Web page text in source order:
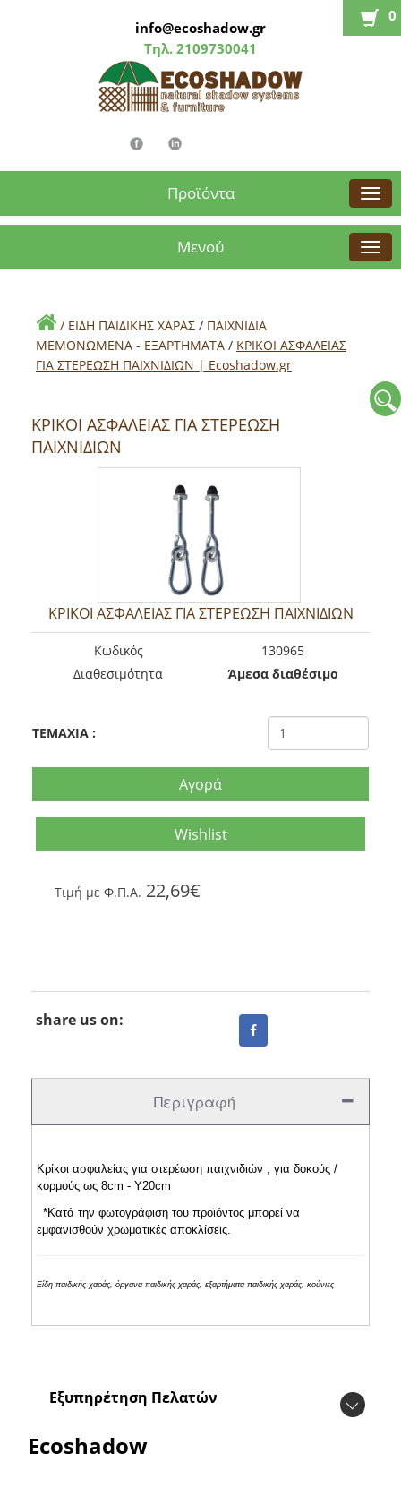
info@ecoshadow.gr
Τηλ. 2109730041
0
Προϊόντα
Μενού
/ ΕΙΔΗ ΠΑΙΔΙΚΗΣ ΧΑΡΑΣ / ΠΑΙΧΝΙΔΙΑ
ΜΕΜΟΝΩΜΕΝΑ - ΕΞΑΡΤΗΜΑΤΑ / ΚΡΙΚΟΙ ΑΣΦΑΛΕΙΑΣ
ΓΙΑ ΣΤΕΡΕΩΣΗ ΠΑΙΧΝΙΔΙΩΝ | Εcoshadow.gr
ΚΡΙΚΟΙ ΑΣΦΑΛΕΙΑΣ ΓΙΑ ΣΤΕΡΕΩΣΗ
ΠΑΙΧΝΙΔΙΩΝ
ΚΡΙΚΟΙ ΑΣΦΑΛΕΙΑΣ ΓΙΑ ΣΤΕΡΕΩΣΗ ΠΑΙΧΝΙΔΙΩΝ
Kωδικός
130965
Διαθεσιμότητα
Άμεσα διαθέσιμο
TEMAXIA :
Αγορά
Wishlist
Tιμή με Φ.Π.Α. 22,69€
share us on:
Περιγραφή
Κρίκοι ασφαλείας για στερέωση παιχνιδιών , για δοκούς /
κορμούς ως 8cm - Y20cm
*Κατά την φωτογράφιση του προϊόντος μπορεί να
εμφανισθούν χρωματικές αποκλίσεις.
Είδη παιδικής χαράς, όργανα παιδικής χαράς, εξαρτήματα παιδικής χαράς, κούνιες
Εξυπηρέτηση Πελατών
Ecoshadow